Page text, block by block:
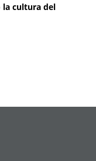
cultura del